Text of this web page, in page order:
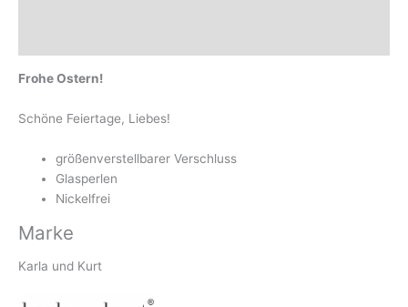
Frohe Ostern!
Schöne Feiertage, Liebes!
größenverstellbarer Verschluss
Glasperlen
Nickelfrei
Marke
Karla und Kurt